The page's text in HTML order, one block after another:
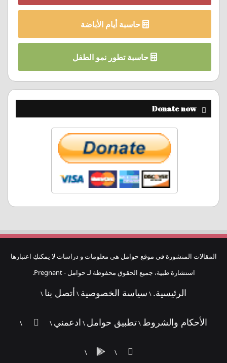
حاسبة أيام الأباضة
حاسبة تطور نمو الطفل
Donate now
المقالات المنشورة في موقع حوامل هي معلومات و دراسات لا يمكنكِ اعتبارها
استشارة طبية، جميع الحقوق محفوظة لـ حوامل - Pregnant.
الرئيسية. \ سياسة الخصوصية \ أتصل بنا \
الأحكام والشروط \تطبيق حوامل \ ادعمني \
ملخص
\
فيسبوك
\ تطبيق
\